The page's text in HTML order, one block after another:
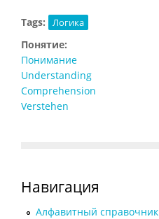
Tags: Логика
Понятие:
Понимание
Understanding
Comprehension
Verstehen
Навигация
Алфавитный справочник